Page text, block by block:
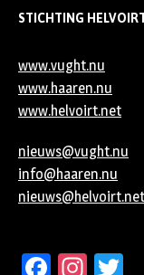
STICHTING
www.vught.nu
www.haaren.nu
www.helvoirt.net
nieuws@vught.nu
info@haaren.nu
nieuws@helvoirt.net